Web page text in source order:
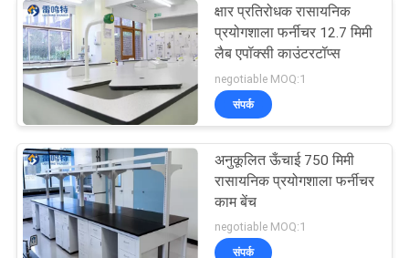
हमसे
संपर्क
करें
समाचार
मामले
क्षार प्रतिरोधक रासायनिक
प्रयोगशाला फर्नीचर 12.7 मिमी
लैब एपॉक्सी काउंटरटॉप्स
negotiable MOQ:1
संपर्क
अनुकूलित ऊँचाई 750 मिमी
रासायनिक प्रयोगशाला फर्नीचर
काम बेंच
negotiable MOQ:1
संपर्क